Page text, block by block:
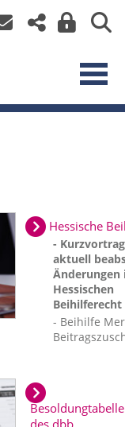
Hessische
-
aktuell
Änderungen
Hessischen
Beihilferecht
- Beihilfe
des dbb